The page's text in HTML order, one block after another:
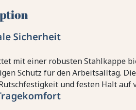
Sicherheit
mit einer robusten Stahlkappe
Schutz für den Arbeitsalltag.
und festen Halt auf